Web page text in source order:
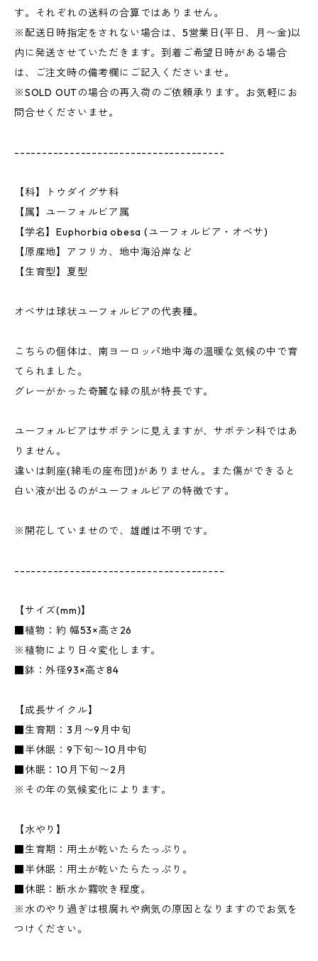
す。それぞれの送料の合算ではありません。
※配送日時指定をされない場合は、5営業日(平日、月〜金)以
内に発送させていただきます。到着ご希望日時がある場合
は、ご注文時の備考欄にご記入くださいませ。
※SOLD OUTの場合の再入荷のご依頼承ります。お気軽にお
問合せくださいませ。
--------------------------------------
【科】トウダイグサ科
【属】ユーフォルビア属
【学名】Euphorbia obesa (ユーフォルビア・オベサ)
【原産地】アフリカ、地中海沿岸など
【生育型】夏型
オベサは球状ユーフォルビアの代表種。
こちらの個体は、南ヨーロッパ地中海の温暖な気候の中で育
てられました。
グレーがかった奇麗な緑の肌が特長です。
ユーフォルビアはサボテンに見えますが、サボテン科ではあ
りません。
違いは刺座(綿毛の座布団)がありません。また傷ができると
白い液が出るのがユーフォルビアの特徴です。
※開花していませので、雄雌は不明です。
--------------------------------------
【サイズ(mm)】
■植物：約 幅53×高さ26
※植物により日々変化します。
■鉢：外径93×高さ84
【成長サイクル】
■生育期：3月〜9月中旬
■半休眠：9下旬〜10月中旬
■休眠：10月下旬〜2月
※その年の気候変化によります。
【水やり】
■生育期：用土が乾いたらたっぷり。
■半休眠：用土が乾いたらたっぷり。
■休眠：断水か霧吹き程度。
※水のやり過ぎは根腐れや病気の原因となりますのでお気を
つけください。